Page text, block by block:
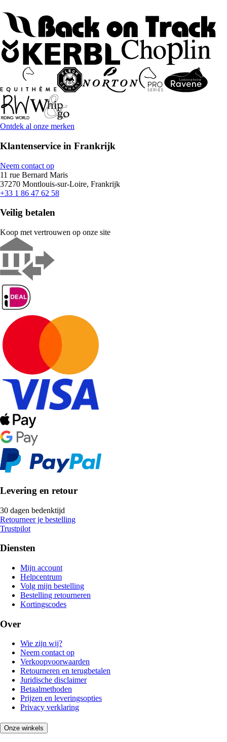
Ontdek al onze merken
Klantenservice in Frankrijk
Neem contact op
11 rue Bernard Maris
37270 Montlouis-sur-Loire, Frankrijk
+33 1 86 47 62 58
Veilig betalen
Koop met vertrouwen op onze site
Levering en retour
30 dagen bedenktijd
Retourneer je bestelling
Trustpilot
Diensten
Mijn account
Helpcentrum
Volg mijn bestelling
Bestelling retourneren
Kortingscodes
Over
Wie zijn wij?
Neem contact op
Verkoopvoorwaarden
Retourneren en terugbetalen
Juridische disclaimer
Betaalmethoden
Prijzen en leveringsopties
Privacy verklaring
Onze winkels